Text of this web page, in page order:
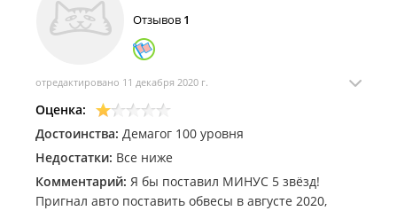
Отзывов 1
отредактировано 11 декабря 2020 г.
Оценка:
Достоинства: Демагог 100 уровня
Недостатки: Все ниже
Комментарий: Я бы поставил МИНУС 5 звёзд!
Пригнал авто поставить обвесы в августе 2020,